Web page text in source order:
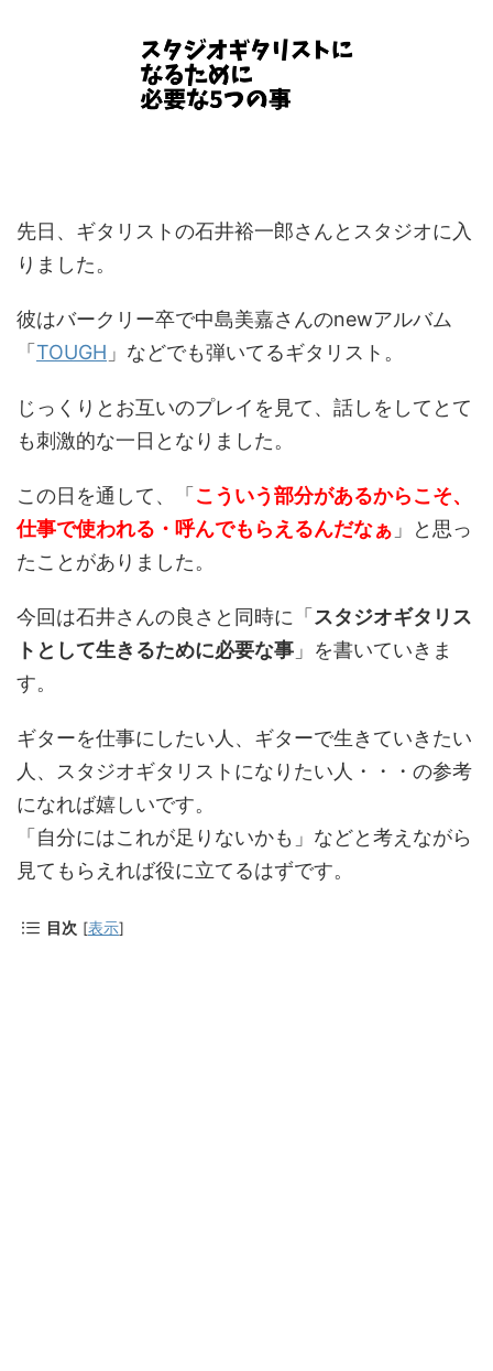
先日、ギタリストの石井裕一郎さんとスタジオに入
りました。
彼はバークリー卒で中島美嘉さんのnewアルバム
「 TOUGH 」などでも弾いてるギタリスト。
じっくりとお互いのプレイを見て、話しをしてとて
も刺激的な一日となりました。
この日を通して、「 こういう部分があるからこそ、
仕事で使われる・呼んでもらえるんだなぁ 」と思っ
たことがありました。
今回は石井さんの良さと同時に「 スタジオギタリス
トとして生きるために必要な事 」を書いていきま
す。
ギターを仕事にしたい人、ギターで生きていきたい
人、スタジオギタリストになりたい人・・・の参考
になれば嬉しいです。
「自分にはこれが足りないかも」などと考えながら
見てもらえれば役に立てるはずです。
目次 [表示]